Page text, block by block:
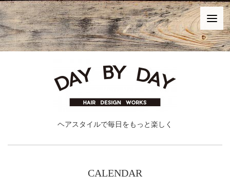
ヘアスタイルで毎日をもっと楽しく
CALENDAR